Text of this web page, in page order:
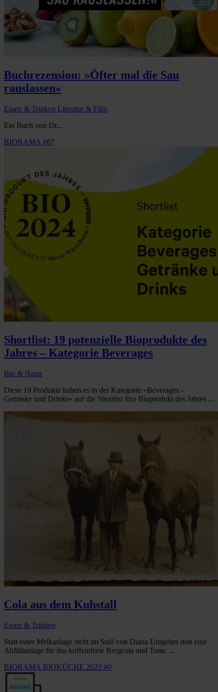
Buchrezension: »Öfter mal die Sau
rauslassen«
Essen & Trinken Literatur & Film
Ein Buch von Dr...
BIORAMA #87
Shortlist: 19 potenzielle Bioprodukte des
Jahres – Kategorie Beverages
Bio & Natur
Diese 19 Produkte haben es in der Kategorie »Beverages –
Getränke und Drinks« auf die Shortlist fürs Bioprodukt des Jahres ...
Cola aus dem Kuhstall
Essen & Trinken
Statt einer Melkanlage steht im Stall von Diana Umgeher nun eine
Abfüllanlage für das koffeinfreie Bergcola und Tonic ...
BIORAMA BIOKÜCHE 2023 #0